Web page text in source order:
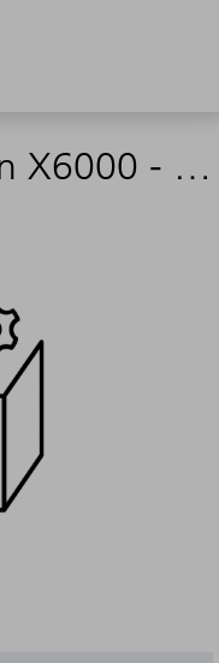
Verkleidung hinten X6000 - 2242087